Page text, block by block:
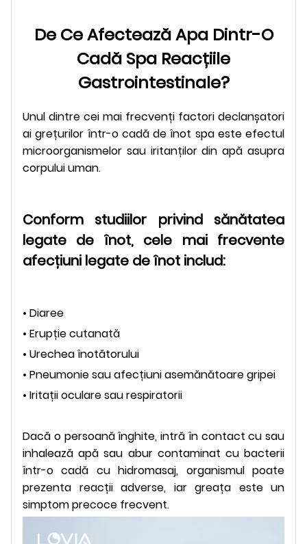
De Ce Afectează Apa Dintr-O
Cadă Spa Reacțiile
Gastrointestinale?
Unul dintre cei mai frecvenți factori declanșatori
ai grețurilor într-o cadă de înot spa este efectul
microorganismelor sau iritanților din apă asupra
corpului uman.
Conform studiilor privind sănătatea
legate de înot, cele mai frecvente
afecțiuni legate de înot includ:
• Diaree
• Erupție cutanată
• Urechea înotătorului
• Pneumonie sau afecțiuni asemănătoare gripei
• Iritații oculare sau respiratorii
Dacă o persoană înghite, intră în contact cu sau
inhalează apă sau abur contaminat cu bacterii
într-o cadă cu hidromasaj, organismul poate
prezenta reacții adverse, iar greața este un
simptom precoce frecvent.